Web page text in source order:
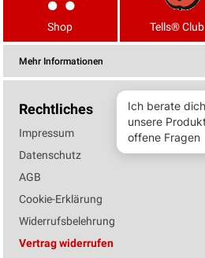
Shop Tells® Club
Mehr Informationen
Rechtliches
Impressum
Datenschutz
AGB
Cookie-Erklärung
Widerrufsbelehrung
Vertrag widerrufen